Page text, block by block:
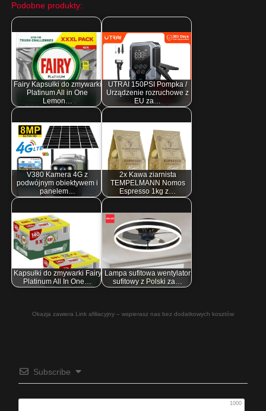
Podobne produkty:
Fairy Kapsułki do zmywarki
Platinum All in One
Lemon…
UTRAI 150PSI Pompka /
Urządzenie rozruchowe z
EU za…
V380 Kamera 4G z
podwójnym obiektywem i
panelem…
2x Kawa ziarnista
TEMPELMANN Nomos
Espresso 1kg z…
Kapsułki do zmywarki Fairy
Platinum All In One…
Lampa sufitowa wentylator
sufitowy z Polski za…
Okazja zawiera Link afiliacyjny – wspierasz nas bez dodatkowych kosztów
Subscribe
1000